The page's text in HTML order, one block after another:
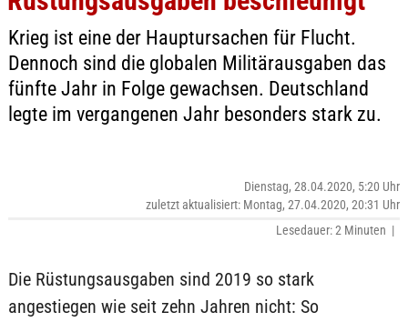
Krieg ist eine der Hauptursachen für Flucht.
Dennoch sind die globalen Militärausgaben das
fünfte Jahr in Folge gewachsen. Deutschland
legte im vergangenen Jahr besonders stark zu.
Dienstag, 28.04.2020, 5:20 Uhr
zuletzt aktualisiert: Montag, 27.04.2020, 20:31 Uhr
Lesedauer: 2 Minuten |
Die Rüstungsausgaben sind 2019 so stark
angestiegen wie seit zehn Jahren nicht: So